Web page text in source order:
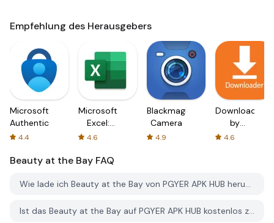
Empfehlung des Herausgebers
Microsoft
Authenticator
4.4
Microsoft
Excel:
Spreadsheets
4.6
Blackmagic
Camera
4.9
Downloader
by
AFTVnews
4.6
Beauty at the Bay FAQ
Wie lade ich Beauty at the Bay von PGYER APK HUB herunter?
Ist das Beauty at the Bay auf PGYER APK HUB kostenlos zum Download?